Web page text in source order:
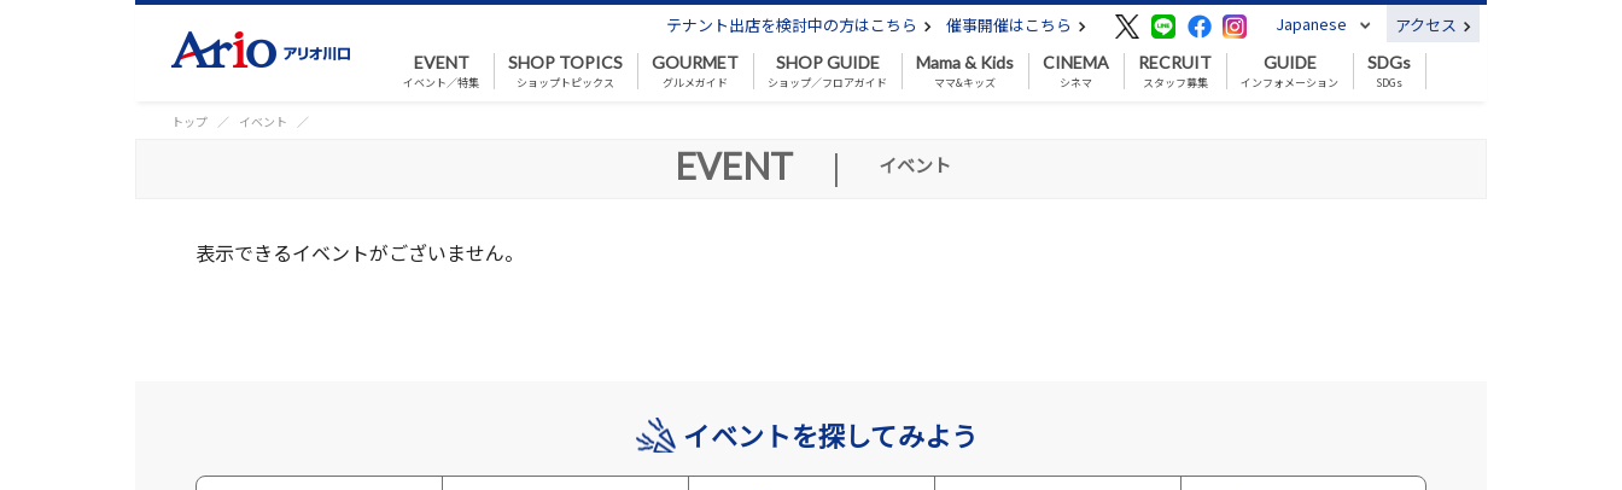
テナント出店を検討中の方はこちら 催事開催はこちら Japanese アクセス
EVENT
イベント／特集
SHOP TOPICS
ショップトピックス
GOURMET
グルメガイド
SHOP GUIDE
ショップ／フロアガイド
Mama & Kids
ママ&キッズ
CINEMA
シネマ
RECRUIT
スタッフ募集
GUIDE
インフォメーション
SDGs
SDGs
トップ イベント
EVENT | イベント
表示できるイベントがございません。
イベントを探してみよう